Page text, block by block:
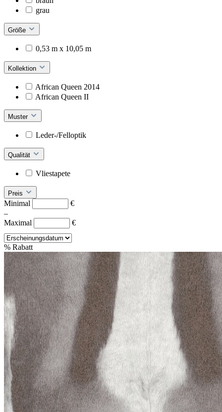
grau
Größe
0,53 m x 10,05 m
Kollektion
African Queen 2014
African Queen II
Muster
Leder-/Felloptik
Qualität
Vliestapete
Preis
Minimal
€
–
Maximal
€
% Rabatt